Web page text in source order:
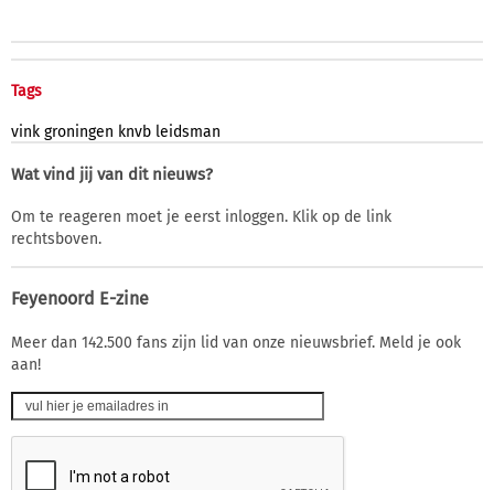
Tags
vink groningen knvb leidsman
Wat vind jij van dit nieuws?
Om te reageren moet je eerst inloggen. Klik op de link
rechtsboven.
Feyenoord E-zine
Meer dan 142.500 fans zijn lid van onze nieuwsbrief. Meld je ook
aan!